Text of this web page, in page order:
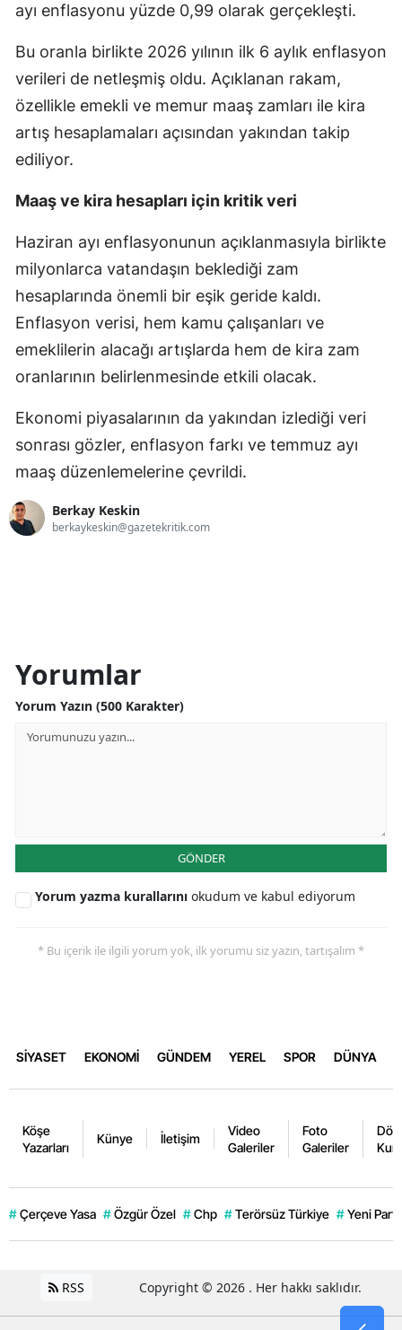
ayı enflasyonu yüzde 0,99 olarak gerçekleşti.
Bu oranla birlikte 2026 yılının ilk 6 aylık enflasyon
verileri de netleşmiş oldu. Açıklanan rakam,
özellikle emekli ve memur maaş zamları ile kira
artış hesaplamaları açısından yakından takip
ediliyor.
Maaş ve kira hesapları için kritik veri
Haziran ayı enflasyonunun açıklanmasıyla birlikte
milyonlarca vatandaşın beklediği zam
hesaplarında önemli bir eşik geride kaldı.
Enflasyon verisi, hem kamu çalışanları ve
emeklilerin alacağı artışlarda hem de kira zam
oranlarının belirlenmesinde etkili olacak.
Ekonomi piyasalarının da yakından izlediği veri
sonrası gözler, enflasyon farkı ve temmuz ayı
maaş düzenlemelerine çevrildi.
Berkay Keskin
berkaykeskin@gazetekritik.com
Yorumlar
Yorum Yazın (500 Karakter)
GÖNDER
Yorum yazma kurallarını okudum ve kabul ediyorum
* Bu içerik ile ilgili yorum yok, ilk yorumu siz yazın, tartışalım *
SİYASET EKONOMİ GÜNDEM YEREL SPOR DÜNYA
Köşe
Yazarları
Künye İletişim
Video
Galeriler
Foto
Galeriler
# Çerçeve Yasa # Özgür Özel # Chp # Terörsüz Türkiye # Yeni Parti
RSS Copyright © 2026 . Her hakkı saklıdır.